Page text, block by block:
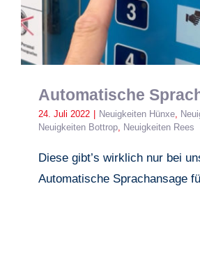
Automatische
24. Juli 2022 Neuigkeiten Hünxe
Neuigkeiten Bottrop
Neuigkeiten Rees
Diese gibt’s wirklich nur bei
Automatische Sprachansage